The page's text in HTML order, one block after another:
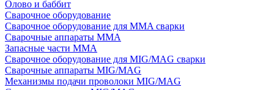
Олово и баббит
Сварочное оборудование
Сварочное оборудование для MMA сварки
Сварочные аппараты MMA
Запасные части MMA
Сварочное оборудование для MIG/MAG сварки
Сварочные аппараты MIG/MAG
Механизмы подачи проволоки MIG/MAG